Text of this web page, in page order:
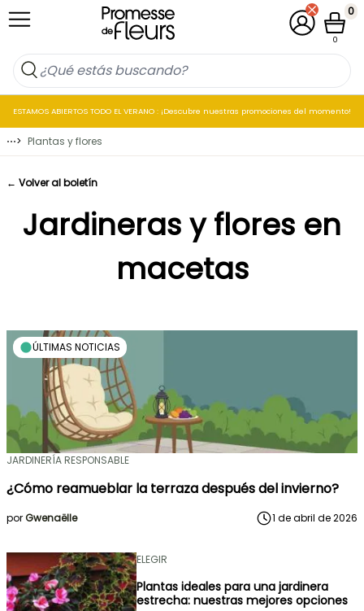
Ir al contenido Mi cuenta
Cesta
0
0
ESTAMOS ABIERTOS TODO EL VERANO : ¡Descubre nuestras promociones del momento!
⋯> Plantas y flores
Jardineras y flores en
macetas
← Volver al boletín
ÚLTIMAS NOTICIAS
JARDINERÍA RESPONSABLE
¿Cómo reamueblar la terraza después del invierno?
porGwenaëlle 1 de abril de 2026
ELEGIR
Plantas ideales para una jardinera
estrecha: nuestras mejores opciones